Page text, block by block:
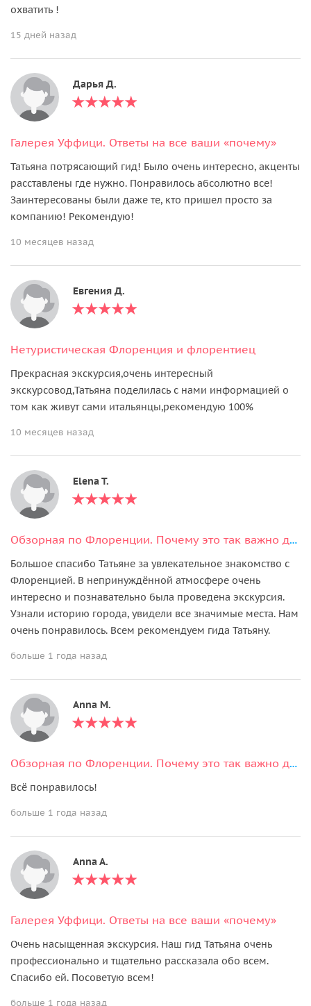
охватить !
15 дней назад
Дарья Д.
Галерея Уффици. Ответы на все ваши «почему»
Татьяна потрясающий гид! Было очень интересно, акценты
расставлены где нужно. Понравилось абсолютно все!
Заинтересованы были даже те, кто пришел просто за
компанию! Рекомендую!
10 месяцев назад
Евгения Д.
Нетуристическая Флоренция и флорентиец
Прекрасная экскурсия,очень интересный
экскурсовод,Татьяна поделилась с нами информацией о
том как живут сами итальянцы,рекомендую 100%
10 месяцев назад
Elena T.
Обзорная по Флоренции. Почему это так важно для знакомства с городом?
Большое спасибо Татьяне за увлекательное знакомство с
Флоренцией. В непринуждённой атмосфере очень
интересно и познавательно была проведена экскурсия.
Узнали историю города, увидели все значимые места. Нам
очень понравилось. Всем рекомендуем гида Татьяну.
больше 1 года назад
Anna M.
Обзорная по Флоренции. Почему это так важно для знакомства с городом?
Всё понравилось!
больше 1 года назад
Anna A.
Галерея Уффици. Ответы на все ваши «почему»
Очень насыщенная экскурсия. Наш гид Татьяна очень
профессионально и тщательно рассказала обо всем.
Спасибо ей. Посоветую всем!
больше 1 года назад